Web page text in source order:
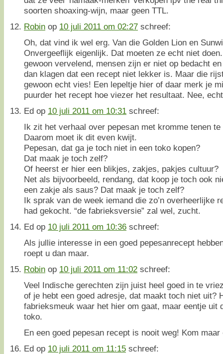
soorten shoaxing-wijn, maar geen TTL.
Robin op 10 juli 2011 om 02:27 schreef:
Oh, dat vind ik wel erg. Van die Golden Lion en
Onvergeeflijk eigenlijk. Dat moeten ze echt niet
gewoon vervelend, mensen zijn er niet op bedacht
dan klagen dat een recept niet lekker is. Maar die
gewoon echt vies! Een lepeltje hier of daar merk je
puurder het recept hoe viezer het resultaat. Nee,
Ed op 10 juli 2011 om 10:31 schreef:
Ik zit het verhaal over pepesan met kromme tenen te
Daarom moet ik dit even kwijt.
Pepesan, dat ga je toch niet in een toko kopen?
Dat maak je toch zelf?
Of heerst er hier een blikjes, zakjes, pakjes cultuur?
Net als bijvoorbeeld, rendang, dat koop je toch ook
een zakje als saus? Dat maak je toch zelf?
Ik sprak van de week iemand die zo’n overheerlijke
had gekocht. “de fabrieksversie” zal wel, zucht.
Ed op 10 juli 2011 om 10:36 schreef:
Als jullie interesse in een goed pepesanrecept
roept u dan maar.
Robin op 10 juli 2011 om 11:02 schreef:
Veel Indische gerechten zijn juist heel goed in te
of je hebt een goed adresje, dat maakt toch niet uit?
fabrieksmeuk waar het hier om gaat, maar eentje uit
toko.
En een goed pepesan recept is nooit weg! Kom maar
Ed op 10 juli 2011 om 11:15 schreef: